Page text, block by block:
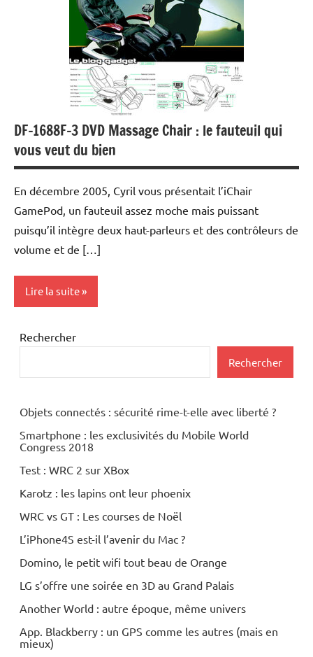
DF-1688F-3 DVD Massage Chair : le fauteuil qui
vous veut du bien
En décembre 2005, Cyril vous présentait l’iChair
GamePod, un fauteuil assez moche mais puissant
puisqu’il intègre deux haut-parleurs et des contrôleurs de
volume et de […]
Lire la suite
DVD
Multimedia
Rechercher
Rechercher
Objets connectés : sécurité rime-t-elle avec liberté ?
Smartphone : les exclusivités du Mobile World
Congress 2018
Test : WRC 2 sur XBox
Karotz : les lapins ont leur phoenix
WRC vs GT : Les courses de Noël
L’iPhone4S est-il l’avenir du Mac ?
Domino, le petit wifi tout beau de Orange
LG s’offre une soirée en 3D au Grand Palais
Another World : autre époque, même univers
App. Blackberry : un GPS comme les autres (mais en
mieux)